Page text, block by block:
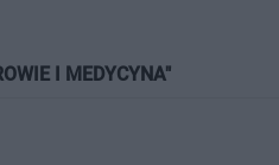
I MEDYCYNA"